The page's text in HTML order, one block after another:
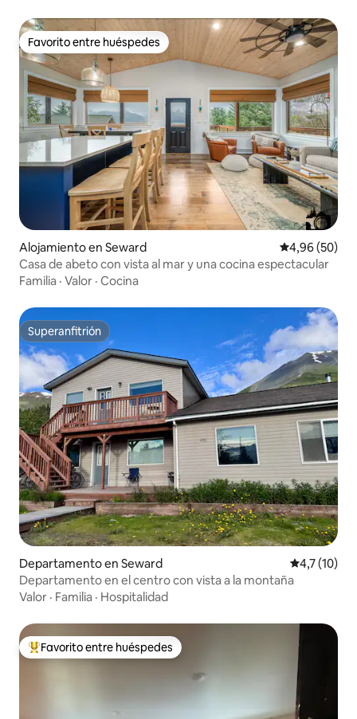
Favorito entre huéspedes
Favorito entre huéspedes
Alojamiento en Seward Calificación
4,96 (50)
Casa de abeto con vista al mar y una cocina espectacular
Familia · Valor · Cocina
Superanfitrión
Superanfitrión
Departamento en Seward Calificación
4,7 (10)
Departamento en el centro con vista a la montaña
Valor · Familia · Hospitalidad
Favorito entre los huéspedes más destacados
Favorito entre huéspedes